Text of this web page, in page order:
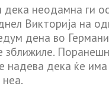
дека неодамна ги
Викторија на
дена во
зближиле.
надева дека ќе